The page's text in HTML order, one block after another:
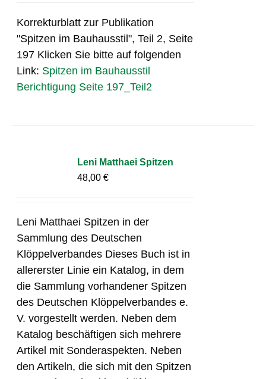
Korrekturblatt zur Publikation
"Spitzen im Bauhausstil", Teil 2, Seite
197 Klicken Sie bitte auf folgenden
Link: Spitzen im Bauhausstil
Berichtigung Seite 197_Teil2
Leni Matthaei Spitzen
48,00€
Leni Matthaei Spitzen in der
Sammlung des Deutschen
Klöppelverbandes Dieses Buch ist in
allererster Linie ein Katalog, in dem
die Sammlung vorhandener Spitzen
des Deutschen Klöppelverbandes e.
V. vorgestellt werden. Neben dem
Katalog beschäftigen sich mehrere
Artikel mit Sonderaspekten. Neben
den Artikeln, die sich mit den Spitzen